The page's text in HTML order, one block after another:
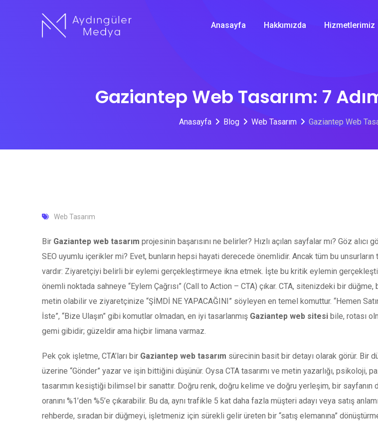
Anasayfa Hakkımızda Hizmetlerimiz
Gaziantep Web Tasarım: 7
Anasayfa Blog Web Tasarım Gaziantep Web
Web Tasarım
Bir Gaziantep web tasarım projesinin başarısını ne belirler? Hızlı açılan sayfalar mı? Göz alıcı
SEO uyumlu içerikler mi? Evet, bunların hepsi hayati derecede önemlidir. Ancak tüm bu unsurların
vardır: Ziyaretçiyi belirli bir eylemi gerçekleştirmeye ikna etmek. İşte bu kritik eylemin
önemli noktada sahneye “Eylem Çağrısı” (Call to Action – CTA) çıkar. CTA, sitenizdeki bir
metin olabilir ve ziyaretçinize “ŞİMDİ NE YAPACAĞINI” söyleyen en temel komuttur. “Hemen
İste”, “Bize Ulaşın” gibi komutlar olmadan, en iyi tasarlanmış Gaziantep web sitesi bile, rotası
gemi gibidir; güzeldir ama hiçbir limana varmaz.
Pek çok işletme, CTA’ları bir Gaziantep web tasarım sürecinin basit bir detayı olarak görür. Bir
üzerine “Gönder” yazar ve işin bittiğini düşünür. Oysa CTA tasarımı ve metin yazarlığı, psikoloji,
tasarımın kesiştiği bilimsel bir sanattır. Doğru renk, doğru kelime ve doğru yerleşim, bir sayfanın
oranını %1’den %5’e çıkarabilir. Bu da, aynı trafikle 5 kat daha fazla müşteri adayı veya satış
rehberde, sıradan bir düğmeyi, işletmeniz için sürekli gelir üreten bir “satış elemanına”